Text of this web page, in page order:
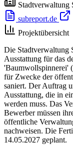
Stadtverwaltung
subreport.de
Projektübersicht
Die Stadtverwaltung
Ausstattung für das
'Baumwollspinnerei'
für Zwecke der
saniert. Der Auftrag
Ausstattung, die in
werden muss. Das
Bewerber müssen
öffentliche
nachweisen. Die
14.05.2027 geplant.